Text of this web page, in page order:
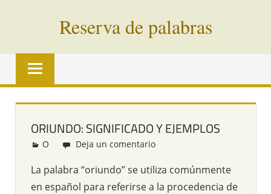
Reserva de palabras
Palabras
vías
todo
mundo
ORIUNDO: SIGNIFICADO Y EJEMPLOS
Redacción
O Deja un comentario
La palabra “oriundo” se utiliza comúnmente
en español para referirse a la procedencia de